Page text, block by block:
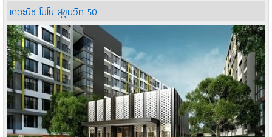
เดอะนิช โมโน สุขุมวิท 50